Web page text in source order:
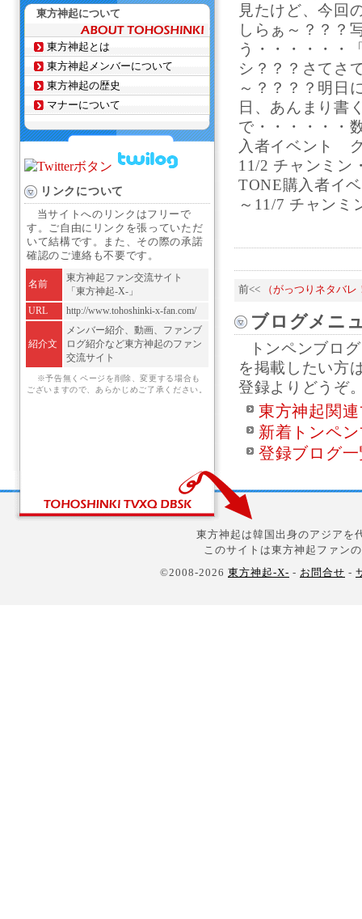
見たけど、今回
しらぁ～？？？
う・・・・・・
シ？？？さてさ
～？？？？明日
日、あんまり書
で・・・・・・
入者イベント
11/2 チャンミ
TONE購入者イ
～11/7 チャン
前<< （がっつりネタバ
ブログメニ
トンペンブロ
を掲載したい方
登録よりどうぞ
東方神起関
新着トンペ
登録ブログ
東方神起について
東方神起とは
東方神起メンバーについて
東方神起の歴史
マナーについて
リンクについて
当サイトへのリンクはフリーで
す。ご自由にリンクを張っていただ
いて結構です。また、その際の承諾
確認のご連絡も不要です。
名前
東方神起ファン交流サイト
「東方神起-X-」
URL
http://www.tohoshinki-x-fan.com/
紹介文
メンバー紹介、動画、ファンブ
ログ紹介など東方神起のファン
交流サイト
※予告無くページを削除、変更する場合も
ございますので、あらかじめご了承ください。
東方神起は韓国出身のアジアを
このサイトは東方神起ファン
©2008-2026 東方神起-X- - お問合せ -